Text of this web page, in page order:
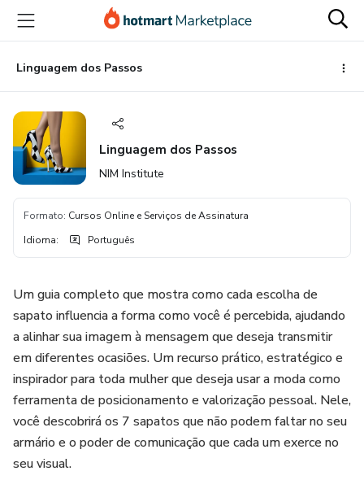
para
conteúdo
principal
para
pagamento
para
rodapé
Linguagem dos Passos
Linguagem dos Passos
NIM Institute
Formato: Cursos Online e Serviços de Assinatura
Idioma: Português
Um guia completo que mostra como cada escolha de
sapato influencia a forma como você é percebida, ajudando
a alinhar sua imagem à mensagem que deseja transmitir
em diferentes ocasiões. Um recurso prático, estratégico e
inspirador para toda mulher que deseja usar a moda como
ferramenta de posicionamento e valorização pessoal. Nele,
você descobrirá os 7 sapatos que não podem faltar no seu
armário e o poder de comunicação que cada um exerce no
seu visual.